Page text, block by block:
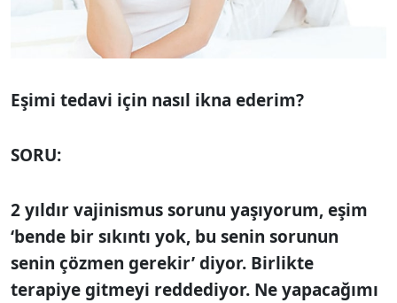
Eşimi tedavi için nasıl ikna ederim?
SORU:
2 yıldır vajinismus sorunu yaşıyorum, eşim
‘bende bir sıkıntı yok, bu senin sorunun
senin çözmen gerekir’ diyor. Birlikte
terapiye gitmeyi reddediyor. Ne yapacağımı